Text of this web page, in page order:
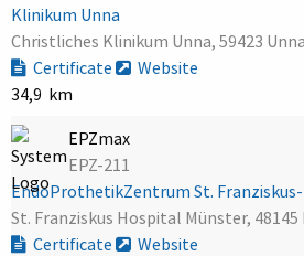
Klinikum Unna
Christliches Klinikum Unna, 59423 Unna
Certificate
Website
34,9 km
EPZmax
EPZ-211
EndoProthetikZentrum St.
St. Franziskus Hospital Münster,
Certificate
Website